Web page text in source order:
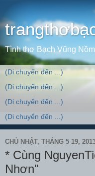
Tình thơ Bạch Vũng Nồm
CHỦ NHẬT, THÁNG 5 19,
* Cùng
Nhơn"